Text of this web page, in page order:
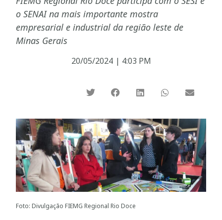
o SENAI na mais importante mostra
empresarial e industrial da região leste de
Minas Gerais
20/05/2024 | 4:03 PM
Foto: Divulgação FIEMG Regional Rio Doce